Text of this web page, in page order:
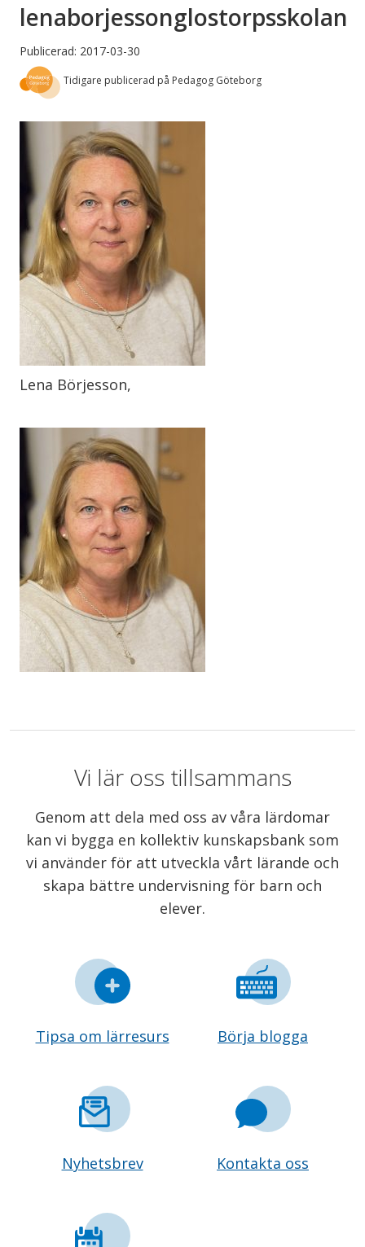
lenaborjessonglostorpsskolan
Publicerad: 2017-03-30
Tidigare publicerad på Pedagog Göteborg
Lena Börjesson,
Vi lär oss tillsammans
Genom att dela med oss av våra lärdomar
kan vi bygga en kollektiv kunskapsbank som
vi använder för att utveckla vårt lärande och
skapa bättre undervisning för barn och
elever.
Tipsa om lärresurs Börja blogga
Nyhetsbrev Kontakta oss